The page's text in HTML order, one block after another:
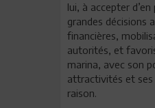
lui, à accepter
grandes décisions
financières,
autorités, et
marina, avec son
attractivités et ses
raison.